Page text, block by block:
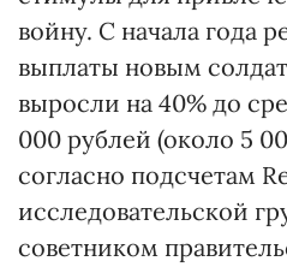
войну. С начала года
выплаты новым
выросли на 40% до
000 рублей (около 5
согласно подсчетам
исследовательской
советником